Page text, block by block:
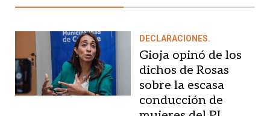
DECLARACIONES.
Gioja opinó de los
dichos de Rosas
sobre la escasa
conducción de